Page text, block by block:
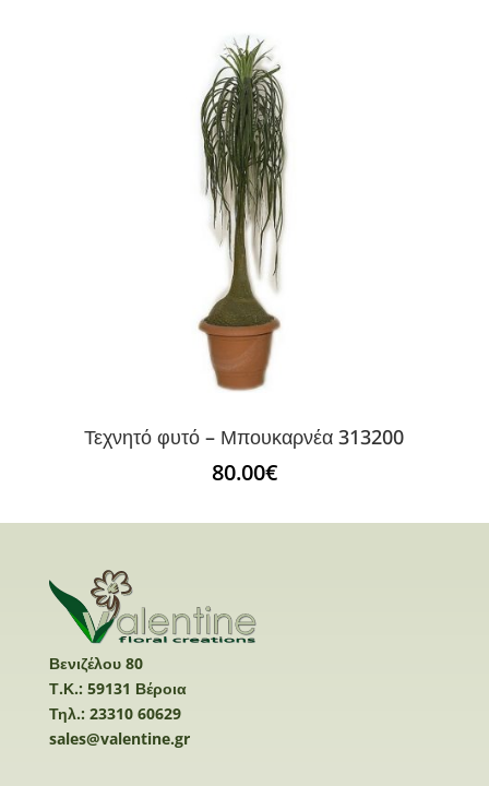
Τεχνητό φυτό – Μπουκαρνέα 313200
80.00€
Βενιζέλου 80
Τ.Κ.: 59131 Βέροια
Τηλ.: 23310 60629
sales@valentine.gr